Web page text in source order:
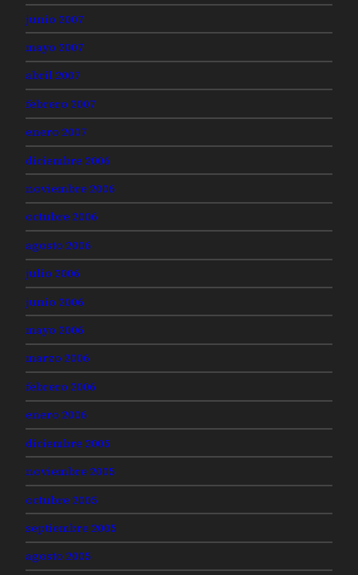
junio 2007
mayo 2007
abril 2007
febrero 2007
enero 2007
diciembre 2006
noviembre 2006
octubre 2006
agosto 2006
julio 2006
junio 2006
mayo 2006
marzo 2006
febrero 2006
enero 2006
diciembre 2005
noviembre 2005
octubre 2005
septiembre 2005
agosto 2005